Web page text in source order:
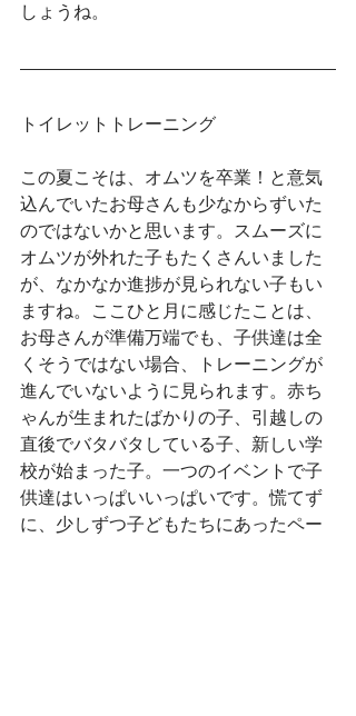
しょうね。
トイレットトレーニング
この夏こそは、オムツを卒業！と意気
込んでいたお母さんも少なからずいた
のではないかと思います。スムーズに
オムツが外れた子もたくさんいました
が、なかなか進捗が見られない子もい
ますね。ここひと月に感じたことは、
お母さんが準備万端でも、子供達は全
くそうではない場合、トレーニングが
進んでいないように見られます。赤ち
ゃんが生まれたばかりの子、引越しの
直後でバタバタしている子、新しい学
校が始まった子。一つのイベントで子
供達はいっぱいいっぱいです。慌てず
に、少しずつ子どもたちにあったペー